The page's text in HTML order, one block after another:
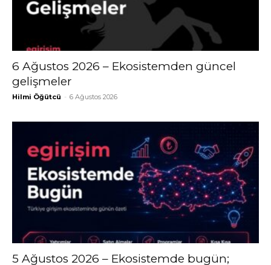
6 Ağustos 2026 – Ekosistemden güncel
gelişmeler
Hilmi Öğütcü - 6 Ağustos 2026
5 Ağustos 2026 – Ekosistemde bugün;